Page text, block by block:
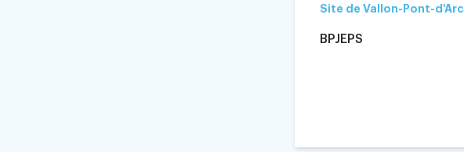
Site de Vallon-Pont-d'Arc
BPJEPS